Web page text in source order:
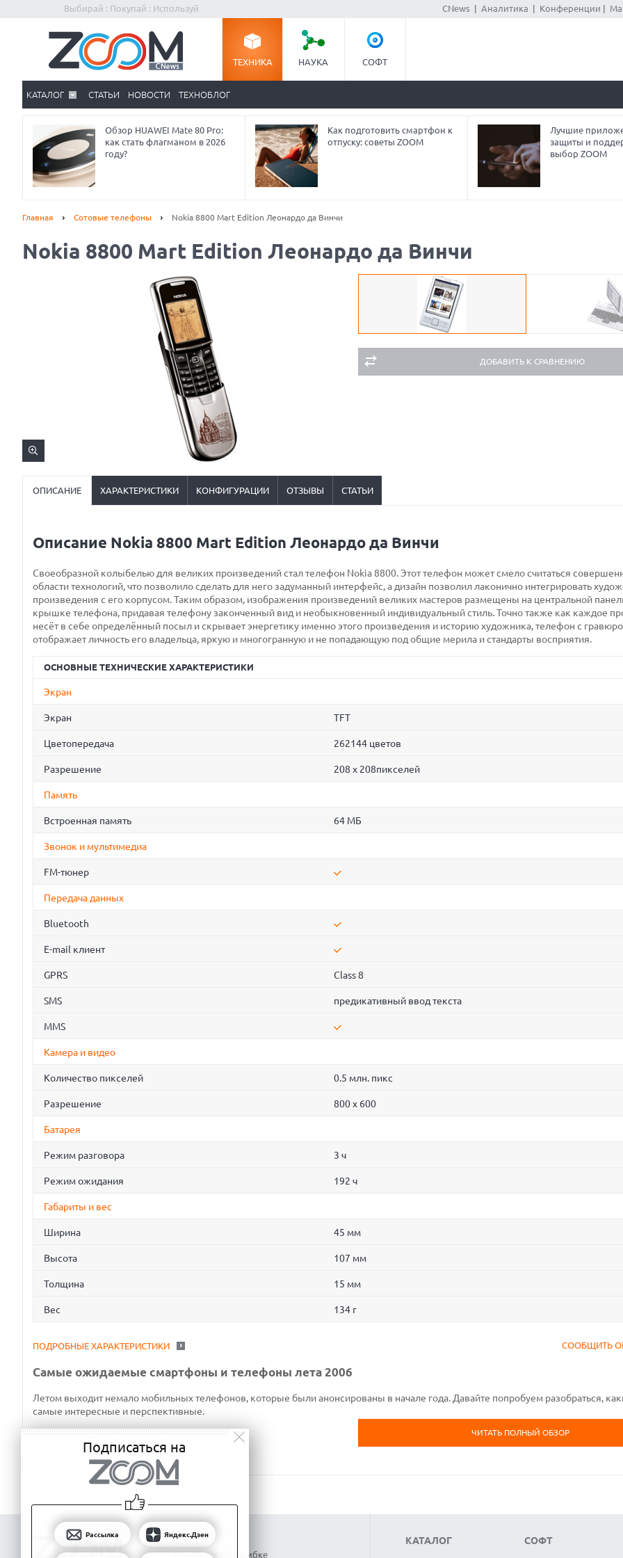
Выбирай : Покупай : Используй CNews| Аналитика Конференции
ТЕХНИКА НАУКА СОФТ
КАТАЛОГ СТАТЬИ НОВОСТИ ТЕХНОБЛОГ
Обзор HUAWEI Mate 80 Pro:
как стать флагманом в 2026
году?
Как подготовить смартфон к
отпуску: советы ZOOM
Лучшие
защиты и
выбор ZOOM
Главная Сотовые телефоны Nokia 8800 Mart Edition Леонардо да Винчи
Nokia 8800 Mart Edition Леонардо да Винчи
ДОБАВИТЬ К СРАВНЕНИЮ
ОПИСАНИЕ ХАРАКТЕРИСТИКИ КОНФИГУРАЦИИ ОТЗЫВЫ СТАТЬИ
Описание Nokia 8800 Mart Edition Леонардо да Винчи
Своеобразной колыбелью для великих произведений стал телефон Nokia 8800. Этот телефон может смело считаться
области технологий, что позволило сделать для него задуманный интерфейс, а дизайн позволил лаконично интегрировать
произведения с его корпусом. Таким образом, изображения произведений великих мастеров размещены на центральной
крышке телефона, придавая телефону законченный вид и необыкновенный индивидуальный стиль. Точно также как каждое
несёт в себе определённый посыл и скрывает энергетику именно этого произведения и историю художника, телефон с
отображает личность его владельца, яркую и многогранную и не попадающую под общие мерила и стандарты восприятия.
ОСНОВНЫЕ ТЕХНИЧЕСКИЕ ХАРАКТЕРИСТИКИ
Экран
Экран TFT
Цветопередача 262144 цветов
Разрешение 208 x 208пикселей
Память
Встроенная память 64 МБ
Звонок и мультимедиа
FM-тюнер
Передача данных
Bluetooth
E-mail клиент
GPRS Class 8
SMS предикативный ввод текста
MMS
Камера и видео
Количество пикселей 0.5 млн. пикс
Разрешение 800 x 600
Батарея
Режим разговора 3 ч
Режим ожидания 192 ч
Габариты и вес
Ширина 45 мм
Высота 107 мм
Толщина 15 мм
Вес 134 г
СООБЩИТЬ
ПОДРОБНЫЕ ХАРАКТЕРИСТИКИ
Самые ожидаемые смартфоны и телефоны лета 2006
Летом выходит немало мобильных телефонов, которые были анонсированы в начале года. Давайте попробуем разобраться,
самые интересные и перспективные.
ЧИТАТЬ ПОЛНЫЙ ОБЗОР
Сообщить об ошибке
КАТАЛОГ СОФТ
Подписаться на
Рассылка Яндекс.Дзен